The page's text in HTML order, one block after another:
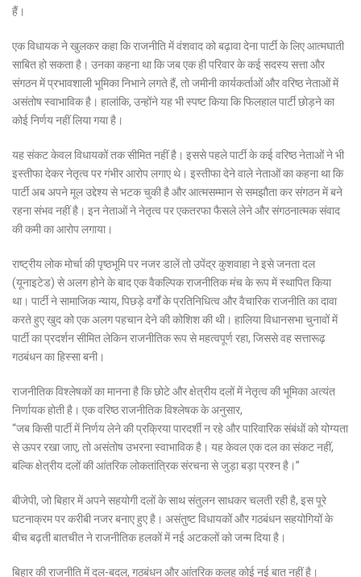
हैं।
एक विधायक ने खुलकर कहा कि राजनीति में वंशवाद को बढ़ावा देना पार्टी के लिए आत्मघाती
साबित हो सकता है। उनका कहना था कि जब एक ही परिवार के कई सदस्य सत्ता और
संगठन में प्रभावशाली भूमिका निभाने लगते हैं, तो जमीनी कार्यकर्ताओं और वरिष्ठ नेताओं में
असंतोष स्वाभाविक है। हालांकि, उन्होंने यह भी स्पष्ट किया कि फिलहाल पार्टी छोड़ने का
कोई निर्णय नहीं लिया गया है।
यह संकट केवल विधायकों तक सीमित नहीं है। इससे पहले पार्टी के कई वरिष्ठ नेताओं ने भी
इस्तीफा देकर नेतृत्व पर गंभीर आरोप लगाए थे। इस्तीफा देने वाले नेताओं का कहना था कि
पार्टी अब अपने मूल उद्देश्य से भटक चुकी है और आत्मसम्मान से समझौता कर संगठन में बने
रहना संभव नहीं है। इन नेताओं ने नेतृत्व पर एकतरफा फैसले लेने और संगठनात्मक संवाद
की कमी का आरोप लगाया।
राष्ट्रीय लोक मोर्चा की पृष्ठभूमि पर नजर डालें तो उपेंद्र कुशवाहा ने इसे जनता दल
(यूनाइटेड) से अलग होने के बाद एक वैकल्पिक राजनीतिक मंच के रूप में स्थापित किया
था। पार्टी ने सामाजिक न्याय, पिछड़े वर्गों के प्रतिनिधित्व और वैचारिक राजनीति का दावा
करते हुए खुद को एक अलग पहचान देने की कोशिश की थी। हालिया विधानसभा चुनावों में
पार्टी का प्रदर्शन सीमित लेकिन राजनीतिक रूप से महत्वपूर्ण रहा, जिससे वह सत्तारूढ़
गठबंधन का हिस्सा बनी।
राजनीतिक विश्लेषकों का मानना है कि छोटे और क्षेत्रीय दलों में नेतृत्व की भूमिका अत्यंत
निर्णायक होती है। एक वरिष्ठ राजनीतिक विश्लेषक के अनुसार,
“जब किसी पार्टी में निर्णय लेने की प्रक्रिया पारदर्शी न रहे और पारिवारिक संबंधों को योग्यता
से ऊपर रखा जाए, तो असंतोष उभरना स्वाभाविक है। यह केवल एक दल का संकट नहीं,
बल्कि क्षेत्रीय दलों की आंतरिक लोकतांत्रिक संरचना से जुड़ा बड़ा प्रश्न है।”
बीजेपी, जो बिहार में अपने सहयोगी दलों के साथ संतुलन साधकर चलती रही है, इस पूरे
घटनाक्रम पर करीबी नजर बनाए हुए है। असंतुष्ट विधायकों और गठबंधन सहयोगियों के
बीच बढ़ती बातचीत ने राजनीतिक हलकों में नई अटकलों को जन्म दिया है।
बिहार की राजनीति में दल-बदल, गठबंधन और आंतरिक कलह कोई नई बात नहीं है।